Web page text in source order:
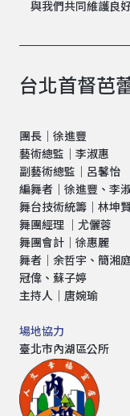
與我們共同維護良
台北首督芭
團長｜徐進豐
藝術總監｜李淑惠
副藝術總監｜呂馨怡
編舞者｜徐進豐、李
舞台技術統籌｜林坤
舞團經理 ｜尤儷蓉
舞團會計｜徐惠麗
舞者｜余哲宇、簡湘
冠偉、蘇子婷
主持人｜唐婉瑜
場地協力
臺北市內湖區公所